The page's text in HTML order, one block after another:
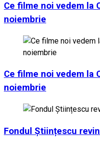
Ce filme noi vedem la
noiembrie
Ce filme noi vedem la
noiembrie
Fondul Științescu